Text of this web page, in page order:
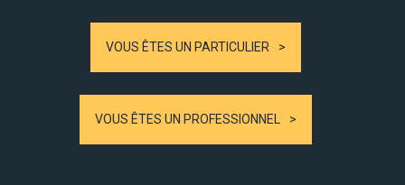
VOUS ÊTES UN PARTICULIER
VOUS ÊTES UN PROFESSIONNEL